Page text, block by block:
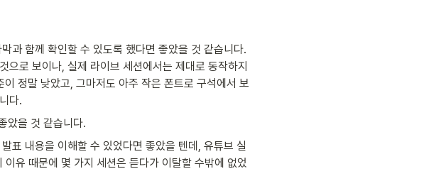
과 함께 확인할 수 있도록 했다면 좋았을 것 같습니다.
로 보이나, 실제 라이브 세션에서는 제대로 동작하지
정말 낮았고, 그마저도 아주 작은 폰트로 구석에서 보
다.
았을 것 같습니다.
표 내용을 이해할 수 있었다면 좋았을 텐데, 유튜브 실
유 때문에 몇 가지 세션은 듣다가 이탈할 수밖에 없었